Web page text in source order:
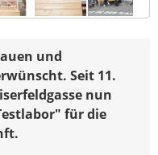
und
Seit 11.
nun
für die